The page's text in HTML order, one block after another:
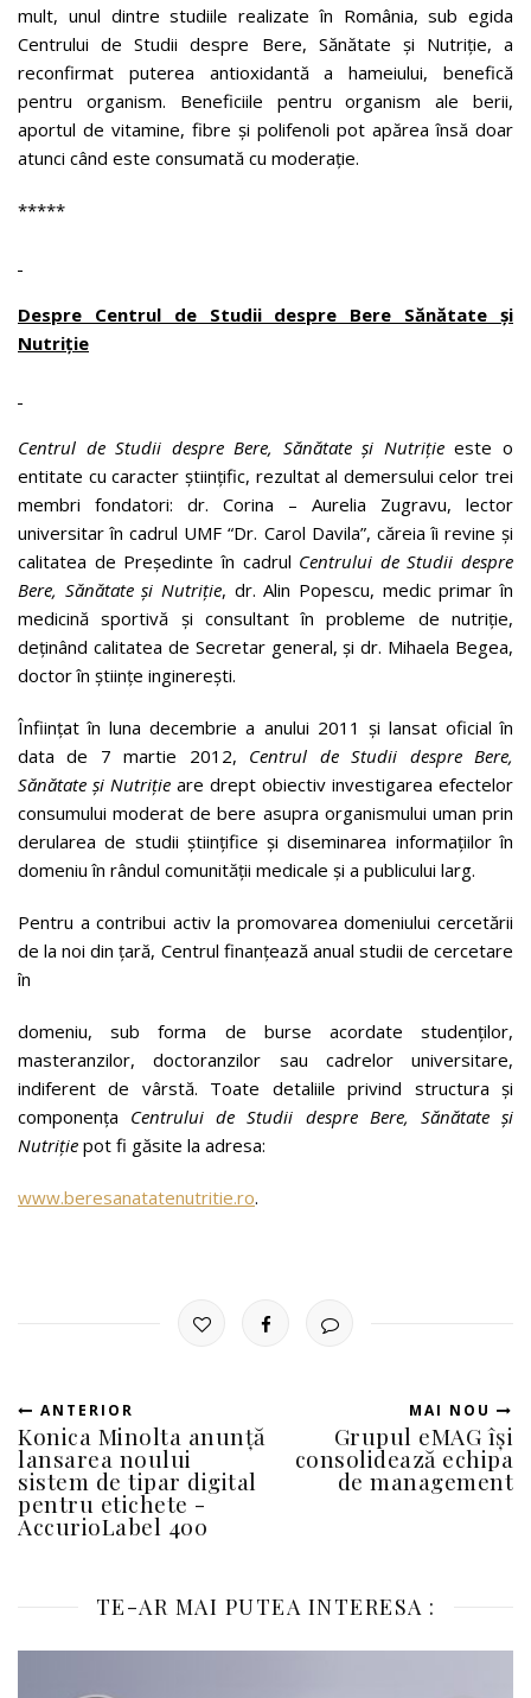
mult, unul dintre studiile realizate în România, sub egida
Centrului de Studii despre Bere, Sănătate și Nutriție, a
reconfirmat puterea antioxidantă a hameiului, benefică
pentru organism. Beneficiile pentru organism ale berii,
aportul de vitamine, fibre și polifenoli pot apărea însă doar
atunci când este consumată cu moderație.
*****
Despre Centrul de Studii despre Bere Sănătate și
Nutriție
Centrul de Studii despre Bere, Sănătate și Nutrițieeste o
entitate cu caracter științific, rezultat al demersului celor trei
membri fondatori: dr. Corina – Aurelia Zugravu, lector
universitar în cadrul UMF “Dr. Carol Davila”, căreia îi revine și
calitatea de Președinte în cadrul Centrului de Studii despre
Bere, Sănătate și Nutriție, dr. Alin Popescu, medic primar în
medicină sportivă și consultant în probleme de nutriție,
deținând calitatea de Secretar general, și dr. Mihaela Begea,
doctor în științe inginerești.
Înființat în luna decembrie a anului 2011 și lansat oficial în
data de 7 martie 2012, Centrul de Studii despre Bere,
Sănătate și Nutriție are drept obiectiv investigarea efectelor
consumului moderat de bere asupra organismului uman prin
derularea de studii științifice și diseminarea informațiilor în
domeniu în rândul comunității medicale și a publicului larg.
Pentru a contribui activ la promovarea domeniului cercetării
de la noi din țară, Centrul finanțează anual studii de cercetare
în
domeniu, sub forma de burse acordate studenților,
masteranzilor, doctoranzilor sau cadrelor universitare,
indiferent de vârstă. Toate detaliile privind structura și
componența Centrului de Studii despre Bere, Sănătate și
Nutriție pot fi găsite la adresa:
www.beresanatatenutritie.ro.
ANTERIOR
Konica Minolta anunță
lansarea noului
sistem de tipar digital
pentru etichete -
AccurioLabel 400
MAI NOU
Grupul eMAG își
consolidează echipa
de management
TE-AR MAI PUTEA INTERESA :